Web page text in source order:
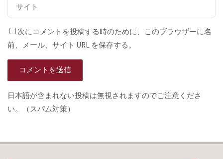
次にコメントを投稿する時のために、このブラウザーに名
前、メール、サイト URL を保存する。
日本語が含まれない投稿は無視されますのでご注意くださ
い。（スパム対策）